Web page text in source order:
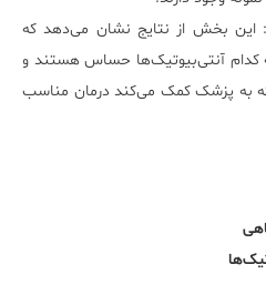
این بخش از نتایج نشان می‌دهد که
کدام آنتی‌بیوتیک‌ها حساس هستند و
که به پزشک کمک می‌کند درمان مناسب